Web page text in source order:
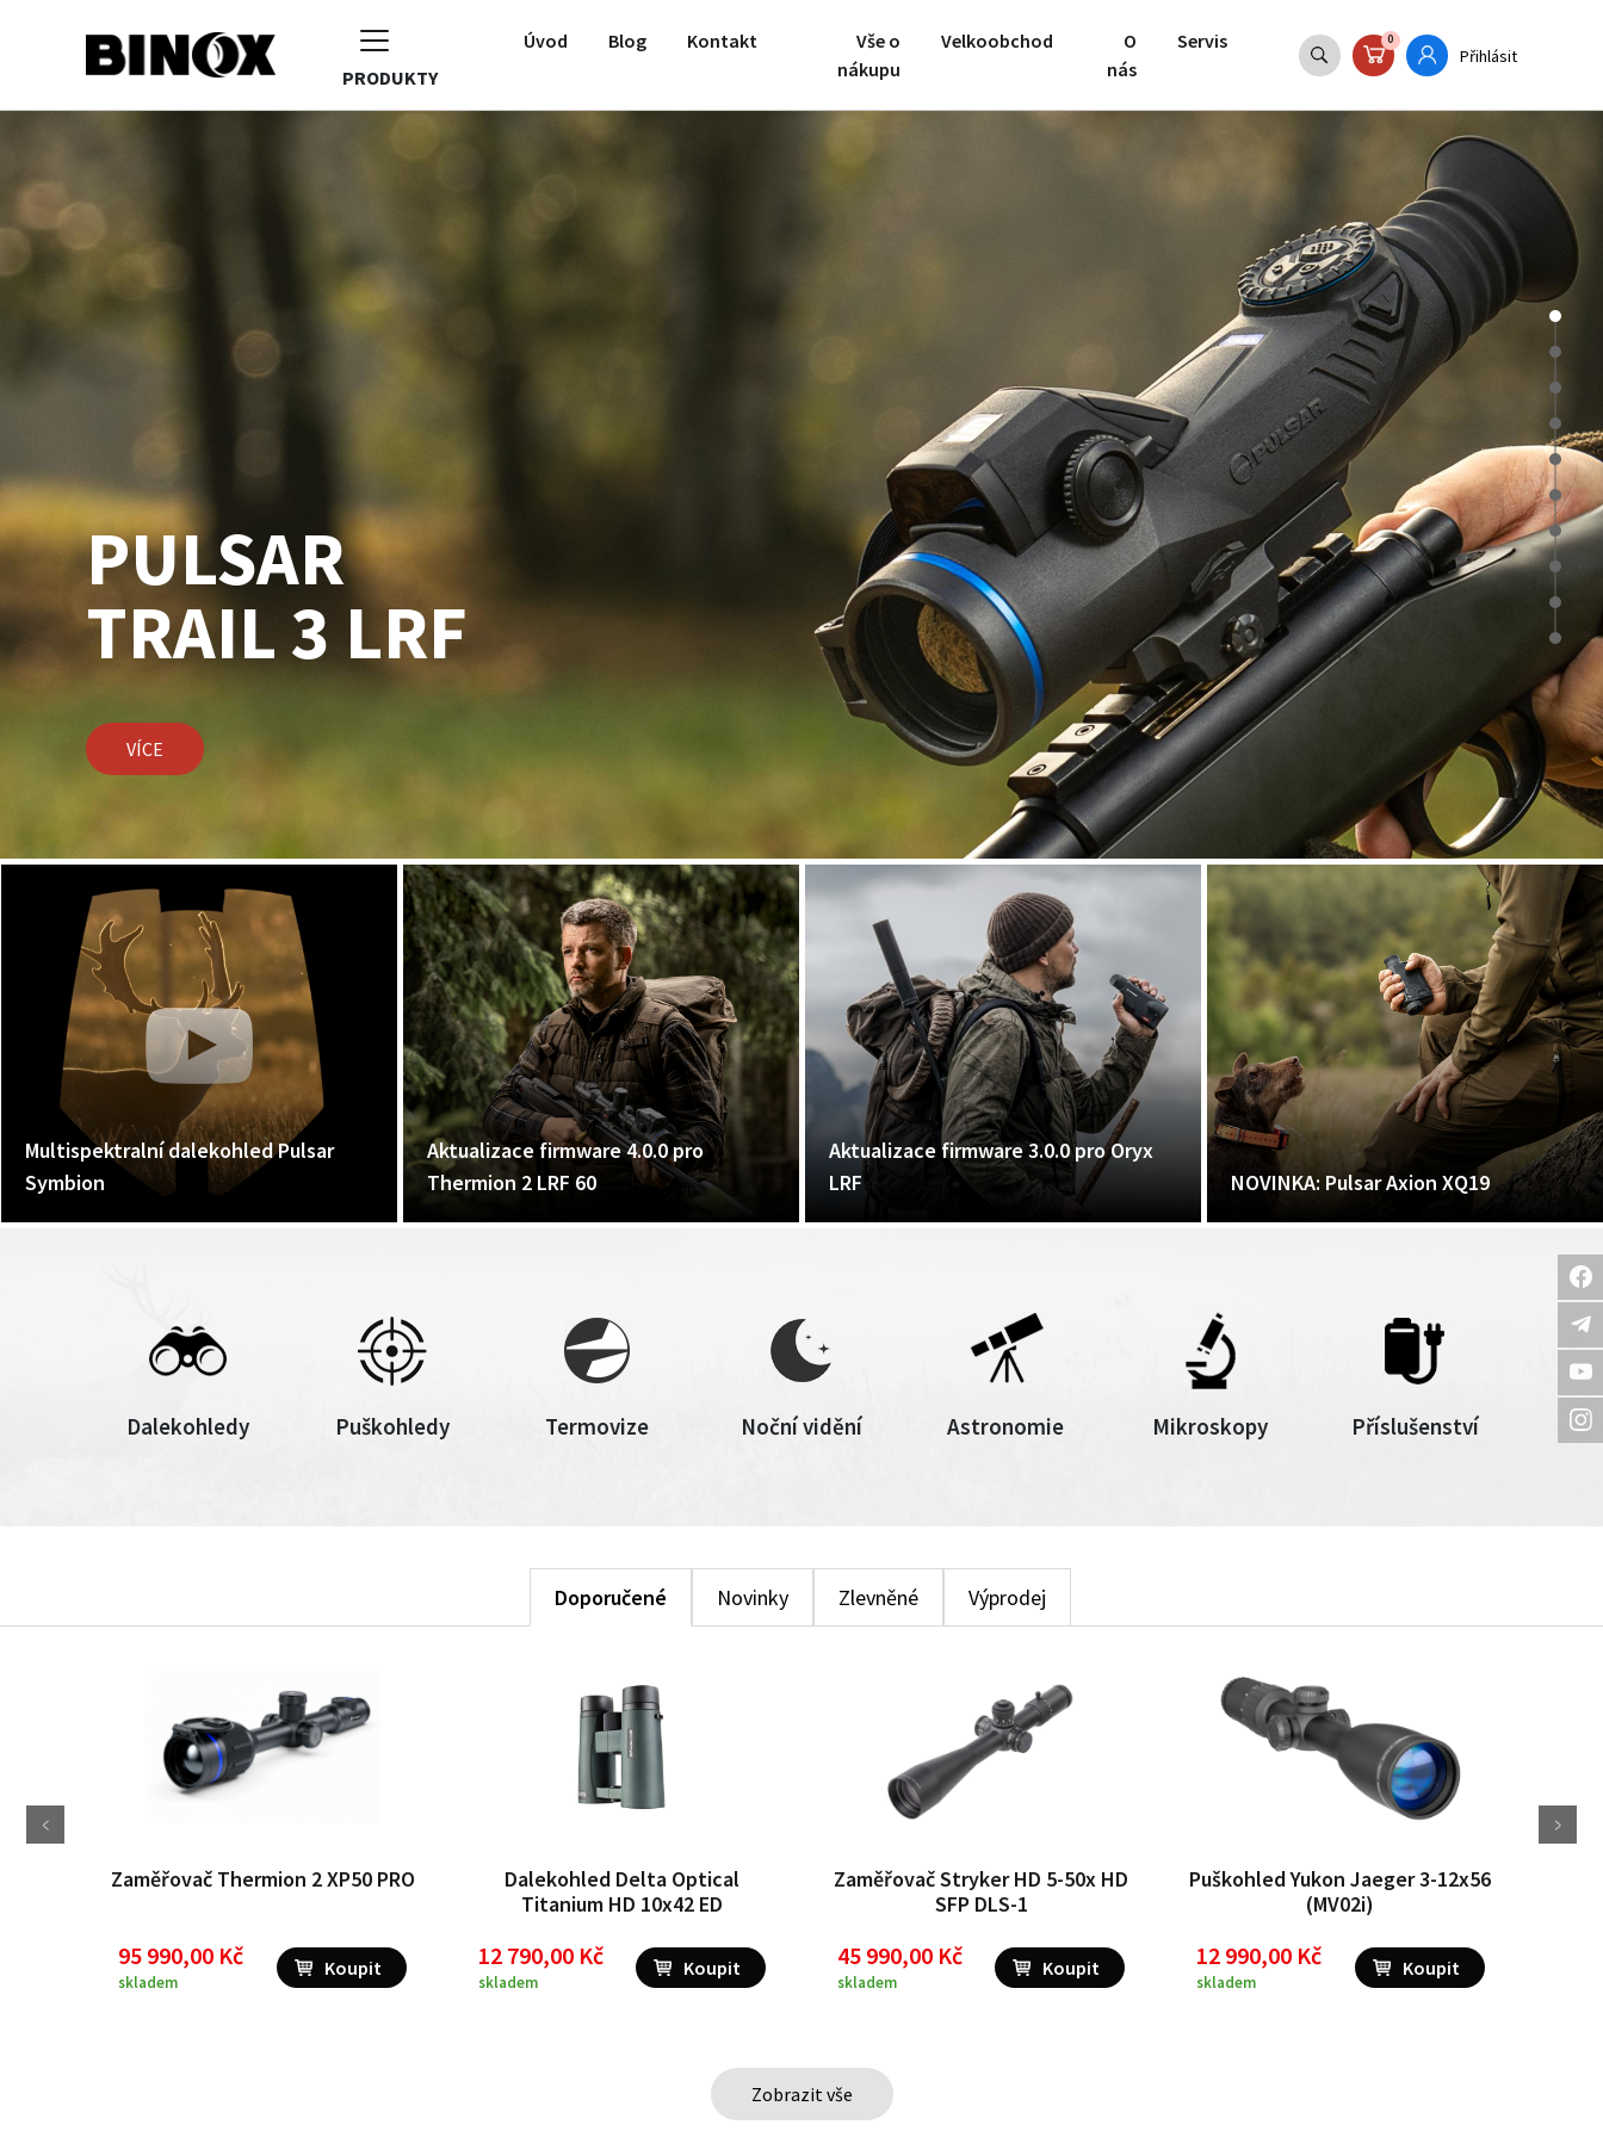
PRODUKTY
Úvod Blog Kontakt
Vše o
nákupu
Velkoobchod
O
nás
Servis 0
Přihlásit
PULSAR
TRAIL 3 LRF
VÍCE
Multispektralní dalekohled Pulsar
Symbion
Aktualizace firmware 4.0.0 pro
Thermion 2 LRF 60
Aktualizace firmware 3.0.0 pro Oryx
LRF
NOVINKA: Pulsar Axion XQ19
Dalekohledy Puškohledy Termovize Noční vidění Astronomie Mikroskopy Příslušenství
Doporučené Novinky Zlevněné Výprodej
Zaměřovač Thermion 2 XP50 PRO
95 990,00 Kč
skladem
Dalekohled Delta Optical
Titanium HD 10x42 ED
12 790,00 Kč
skladem
Zaměřovač Stryker HD 5-50x HD
SFP DLS-1
45 990,00 Kč
skladem
Puškohled Yukon Jaeger 3-12x56
(MV02i)
12 990,00 Kč
skladem
Zobrazit vše